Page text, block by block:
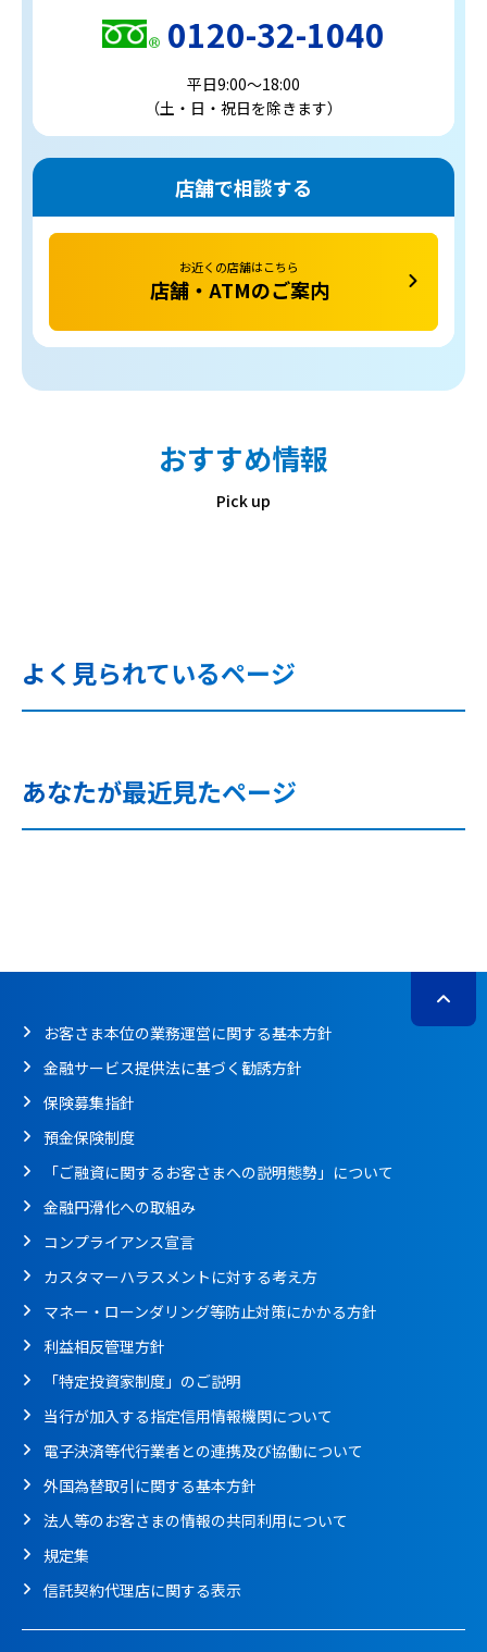
0120-32-1040
平日9:00～18:00
（土・日・祝日を除きます）
店舗で相談する
お近くの店舗はこちら
店舗・ATMのご案内
おすすめ情報
Pick up
よく見られているページ
あなたが最近見たページ
お客さま本位の業務運営に関する基本方針
金融サービス提供法に基づく勧誘方針
保険募集指針
預金保険制度
「ご融資に関するお客さまへの説明態勢」について
金融円滑化への取組み
コンプライアンス宣言
カスタマーハラスメントに対する考え方
マネー・ローンダリング等防止対策にかかる方針
利益相反管理方針
「特定投資家制度」のご説明
当行が加入する指定信用情報機関について
電子決済等代行業者との連携及び協働について
外国為替取引に関する基本方針
法人等のお客さまの情報の共同利用について
規定集
信託契約代理店に関する表示